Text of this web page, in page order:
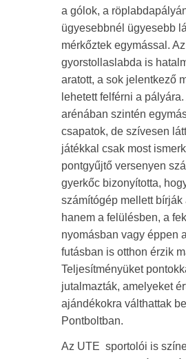
a gólok, a
ügyesebbnél ügyesebb
mérkőztek egymással.
gyorstollaslabda is
aratott, a sok jelentkező
lehetett felférni a pályára.
arénában szintén
csapatok, de szívesen
játékkal csak most
pontgyűjtő versenyen
gyerkőc bizonyította,
számítógép mellett bírják
hanem a felülésben, a
nyomásban vagy éppen
futásban is otthon érzik
Teljesítményüket
jutalmazták, amelyeket
ajándékokra válthattak
Pontboltban.
Az UTE sportolói is